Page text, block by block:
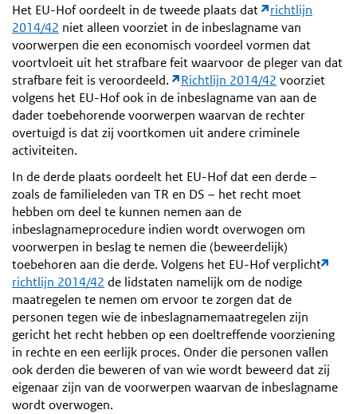
Het EU-Hof oordeelt in de tweede plaats dat
richtlijn
2014/42 niet alleen voorziet in de inbeslagname van
voorwerpen die een economisch voordeel vormen dat
voortvloeit uit het strafbare feit waarvoor de pleger van dat
strafbare feit is veroordeeld.
Richtlijn 2014/42 voorziet
volgens het EU-Hof ook in de inbeslagname van aan de
dader toebehorende voorwerpen waarvan de rechter
overtuigd is dat zij voortkomen uit andere criminele
activiteiten.
In de derde plaats oordeelt het EU-Hof dat een derde –
zoals de familieleden van TR en DS – het recht moet
hebben om deel te kunnen nemen aan de
inbeslagnameprocedure indien wordt overwogen om
voorwerpen in beslag te nemen die (beweerdelijk)
toebehoren aan die derde. Volgens het EU-Hof verplicht
richtlijn 2014/42 de lidstaten namelijk om de nodige
maatregelen te nemen om ervoor te zorgen dat de
personen tegen wie de inbeslagnamemaatregelen zijn
gericht het recht hebben op een doeltreffende voorziening
in rechte en een eerlijk proces. Onder die personen vallen
ook derden die beweren of van wie wordt beweerd dat zij
eigenaar zijn van de voorwerpen waarvan de inbeslagname
wordt overwogen.